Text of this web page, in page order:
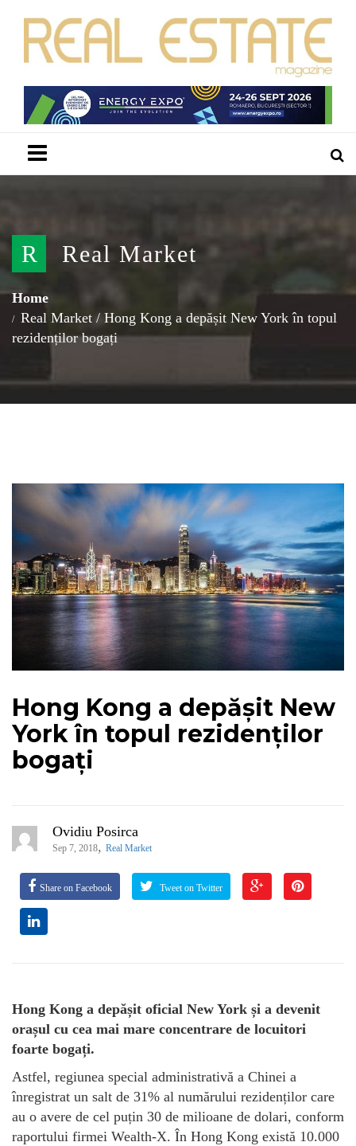
R Real Market
Home
Real Market / Hong Kong a depășit New York în topul
rezidenților bogați
Hong Kong a depășit New
York în topul rezidenților
bogați
Ovidiu Posirca
Sep 7, 2018, Real Market
Share on Facebook Tweet on Twitter
Hong Kong a depășit oficial New York și a devenit
orașul cu cea mai mare concentrare de locuitori
foarte bogați.
Astfel, regiunea special administrativă a Chinei a
înregistrat un salt de 31% al numărului rezidenților care
au o avere de cel puțin 30 de milioane de dolari, conform
raportului firmei Wealth-X. În Hong Kong există 10.000